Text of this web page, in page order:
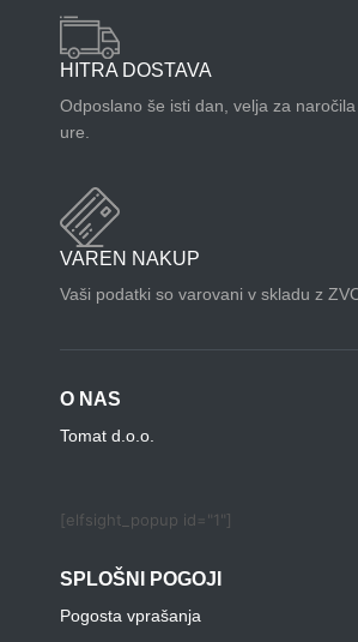
HITRA DOSTAVA
Odposlano še isti dan, velja za
ure.
VAREN NAKUP
Vaši podatki so varovani v skladu z
O NAS
Tomat d.o.o.
[elfsight_popup id="1"]
SPLOŠNI POGOJI
Pogosta vprašanja